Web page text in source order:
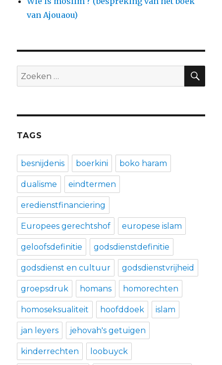
van Ajouaou)
Zoeken
naar:
TAGS
besnijdenis boerkini boko haram
dualisme eindtermen
eredienstfinanciering
Europees gerechtshof europese islam
geloofsdefinitie godsdienstdefinitie
godsdienst en cultuur godsdienstvrijheid
groepsdruk homans homorechten
homoseksualiteit hoofddoek islam
jan leyers jehovah's getuigen
kinderrechten loobuyck